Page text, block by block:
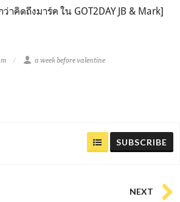
คิดถึงมาร์ค ใน GOT2DAY JB & Mark]
a week before valentine
SUBSCRIBE
NEXT